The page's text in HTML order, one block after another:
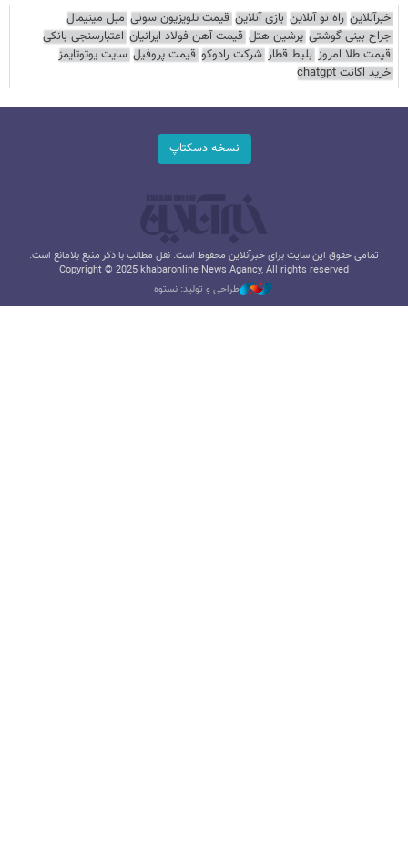
خبرآنلاین راه نو آنلاین بازی آنلاین قیمت تلویزیون سونی مبل مینیمال
جراح بینی گوشتی پرشین هتل قیمت آهن فولاد ایرانیان اعتبارسنجی بانکی
قیمت طلا امروز بلیط قطار شرکت رادوکو قیمت پروفیل سایت یوتوتایمز
خرید اکانت chatgpt
نسخه دسکتاپ
تمامی حقوق این سایت برای خبرآنلاین محفوظ است. نقل مطالب با ذکر منبع بلامانع است.
Copyright © 2025 khabaronline News Agancy, All rights reserved
طراحی و تولید: نستوه